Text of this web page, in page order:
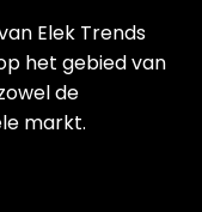
Elek Trends
het gebied van
de
markt.